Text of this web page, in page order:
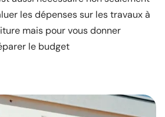
les dépenses sur les travaux à
mais pour vous donner
le budget